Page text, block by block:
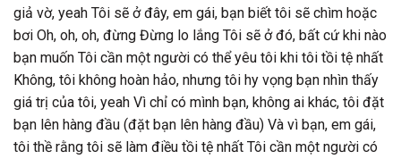
giả vờ, yeah Tôi sẽ ở đây, em gái, bạn biết tôi sẽ chìm hoặc
bơi Oh, oh, oh, đừng Đừng lo lắng Tôi sẽ ở đó, bất cứ khi nào
bạn muốn Tôi cần một người có thể yêu tôi khi tôi tồi tệ nhất
Không, tôi không hoàn hảo, nhưng tôi hy vọng bạn nhìn thấy
giá trị của tôi, yeah Vì chỉ có mình bạn, không ai khác, tôi đặt
bạn lên hàng đầu (đặt bạn lên hàng đầu) Và vì bạn, em gái,
tôi thề rằng tôi sẽ làm điều tồi tệ nhất Tôi cần một người có